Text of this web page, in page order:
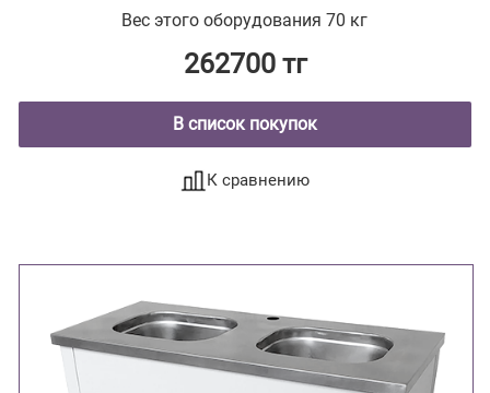
Вес этого оборудования 70 кг
262700 тг
В список покупок
К сравнению